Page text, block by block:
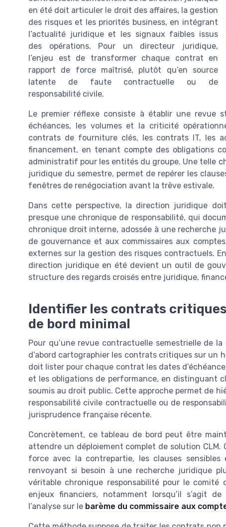
en été doit articuler le droit des affaires, la gestion
des risques et les priorités business, en intégrant
l’actualité juridique et les signaux faibles issus
des opérations. Pour un directeur juridique,
l’enjeu est de transformer chaque contrat en
rapport de force maîtrisé, plutôt qu’en source
latente de faute contractuelle ou de
responsabilité civile.
Le premier réflexe consiste à établir une revue
échéances, les volumes et la criticité
contrats de fourniture clés, les contrats IT, les
financement, en tenant compte des obligations
administratif pour les entités du groupe. Une telle
juridique du semestre, permet de repérer les
fenêtres de renégociation avant la trêve estivale.
Dans cette perspective, la direction juridique
presque une chronique de responsabilité, qui
chronique droit interne, adossée à une recherche
de gouvernance et aux commissaires aux
externes sur la gestion des risques contractuels.
direction juridique en été devient un outil de
structure des regards croisés entre juridique,
Identifier les contrats
de bord minimal
Pour qu’une revue contractuelle semestrielle de
d’abord cartographier les contrats critiques sur un
doit lister pour chaque contrat les dates
et les obligations de performance, en distinguant
soumis au droit public. Cette approche permet de
responsabilité civile contractuelle ou de
jurisprudence française récente.
Concrètement, ce tableau de bord peut être
attendre un déploiement complet de solution
force avec la contrepartie, les clauses
renvoyant si besoin à une recherche juridique
véritable chronique responsabilité pour le comité
enjeux financiers, notamment lorsqu’il s’agit
l’analyse sur le barème du commissaire aux